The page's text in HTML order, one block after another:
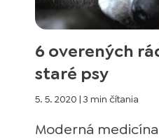
6 overených
staré psy
5. 5. 2020 |3 min čítania
Moderná